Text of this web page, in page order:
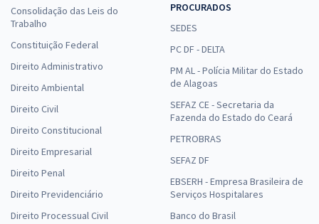
Consolidação das Leis do
Trabalho
Constituição Federal
Direito Administrativo
Direito Ambiental
Direito Civil
Direito Constitucional
Direito Empresarial
Direito Penal
Direito Previdenciário
Direito Processual Civil
PROCURADOS
SEDES
PC DF - DELTA
PM AL - Polícia Militar do Estado
de Alagoas
SEFAZ CE - Secretaria da
Fazenda do Estado do Ceará
PETROBRAS
SEFAZ DF
EBSERH - Empresa Brasileira de
Serviços Hospitalares
Banco do Brasil